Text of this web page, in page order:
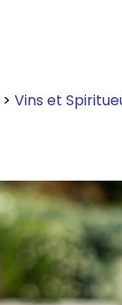
> Vins et